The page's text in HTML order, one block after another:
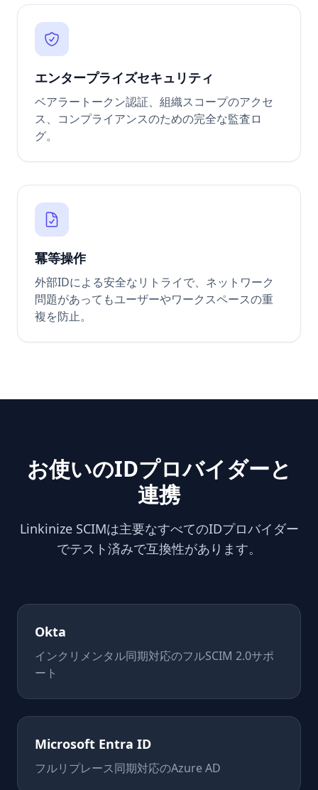
エンタープライズセキュリティ
ベアラートークン認証、組織スコープのアクセ
ス、コンプライアンスのための完全な監査ロ
グ。
冪等操作
外部IDによる安全なリトライで、ネットワーク
問題があってもユーザーやワークスペースの重
複を防止。
お使いのIDプロバイダーと
連携
Linkinize SCIMは主要なすべてのIDプロバイダー
でテスト済みで互換性があります。
Okta
インクリメンタル同期対応のフルSCIM 2.0サポ
ート
Microsoft Entra ID
フルリプレース同期対応のAzure AD